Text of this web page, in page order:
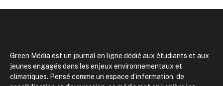
Green Média est un journal en ligne dédié aux étudiants et aux
jeunes engagés dans les enjeux environnementaux et
climatiques. Pensé comme un espace d’information, de